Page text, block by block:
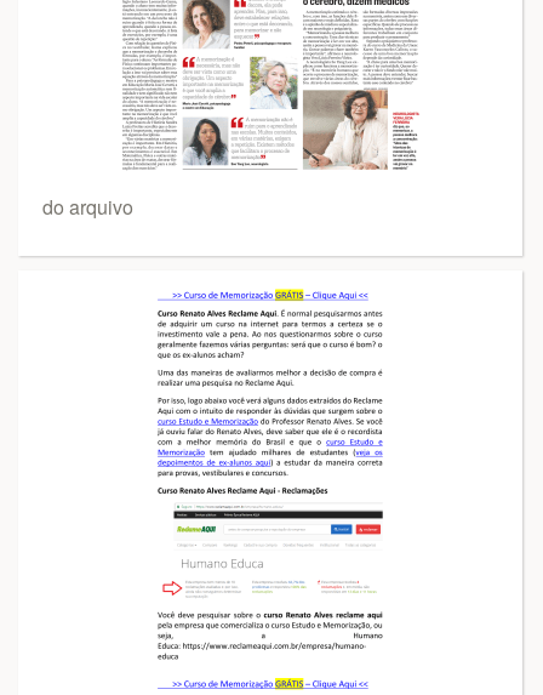
do arquivo